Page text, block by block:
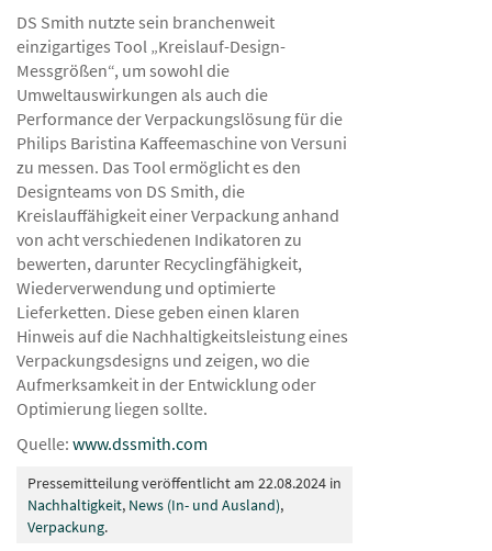
DS Smith nutzte sein branchenweit
einzigartiges Tool „Kreislauf-Design-
Messgrößen“, um sowohl die
Umweltauswirkungen als auch die
Performance der Verpackungslösung für die
Philips Baristina Kaffeemaschine von Versuni
zu messen. Das Tool ermöglicht es den
Designteams von DS Smith, die
Kreislauffähigkeit einer Verpackung anhand
von acht verschiedenen Indikatoren zu
bewerten, darunter Recyclingfähigkeit,
Wiederverwendung und optimierte
Lieferketten. Diese geben einen klaren
Hinweis auf die Nachhaltigkeitsleistung eines
Verpackungsdesigns und zeigen, wo die
Aufmerksamkeit in der Entwicklung oder
Optimierung liegen sollte.
Quelle: www.dssmith.com
Pressemitteilung veröffentlicht am 22.08.2024 in
Nachhaltigkeit, News (In- und Ausland),
Verpackung.